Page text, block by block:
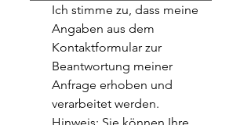
Ich stimme zu, dass meine
Angaben aus dem
Kontaktformular zur
Beantwortung meiner
Anfrage erhoben und
verarbeitet werden.